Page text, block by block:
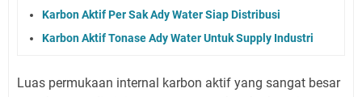
Karbon Aktif Per Sak Ady Water Siap Distribusi
Karbon Aktif Tonase Ady Water Untuk Supply Industri
Luas permukaan internal karbon aktif yang sangat besar